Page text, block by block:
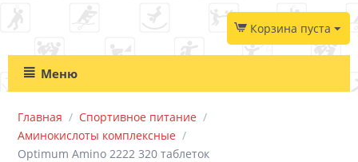
Корзина пуста
Меню
Главная / Спортивное питание /
Аминокислоты комплексные /
Optimum Amino 2222 320 таблеток